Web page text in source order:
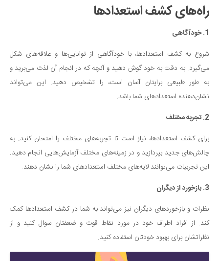
موسیقی
چهره‌ها
عکاسی و هنرهای تجسمی
کتاب و کتاب‌خوانی
تاریخ
معماری
فناوری‌ها
نجوم و هوا فضا
زمین و محیط زیست
خودرو
سرگرمی
دانستنی‌ها
بازی
طنز
فال
راه‌های کشف استعدادها
1. خودآگاهی
شروع به کشف استعدادها، با خودآگاهی از توانایی‌ها و علاقه‌های شکل
می‌گیرد. به دقت به خود گوش دهید و آنچه که در انجام آن لذت می‌برید و
به طور طبیعی برایتان آسان است، را تشخیص دهید. این می‌تواند
نشان‌دهنده استعدادهای شما باشد.
2. تجربه مختلف
برای کشف استعدادها، نیاز است تا تجربه‌های مختلف را امتحان کنید. به
چالش‌های جدید بپردازید و در زمینه‌های مختلف آزمایش‌هایی انجام دهید.
این تجربیات می‌توانند لایه‌های مختلف استعدادهای شما را نشان دهند.
3. بازخورد از دیگران
نظرات و بازخوردهای دیگران نیز می‌تواند به شما در کشف استعدادها کمک
کند. از افراد اطراف خود در مورد نقاط قوت و ضعفتان سوال کنید و از
نظراتشان برای بهبود خودتان استفاده کنید.